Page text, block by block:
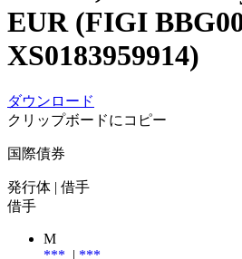
EUR (FIGI
XS0183959914)
ダウンロード
クリップボードにコピー
国際債券
発行体 | 借手
借手
M
*** | ***